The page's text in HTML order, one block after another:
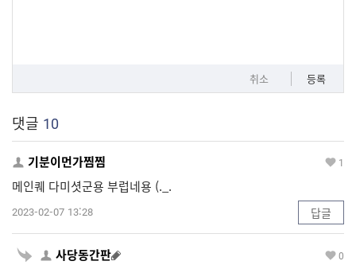
취소 등록
댓글 10
기분이먼가찜찜 1
메인퀘 다미셧군용 부럽네용 (._.
2023-02-07 13:28 답글
사당동간판 0